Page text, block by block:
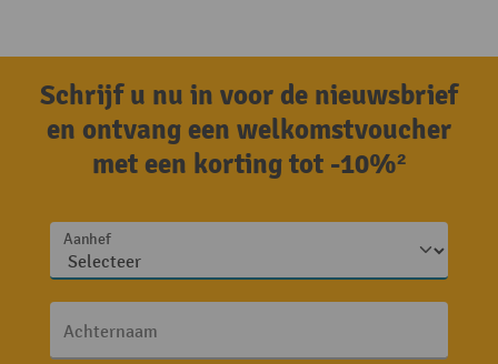
Schrijf u nu in voor de nieuwsbrief
en ontvang een welkomstvoucher
met een korting tot -10%²
Aanhef
Achternaam